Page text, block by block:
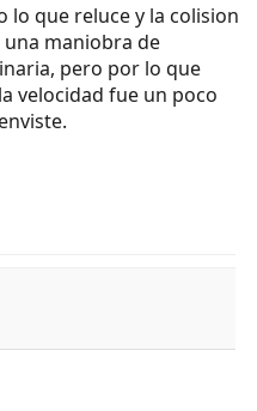
lo que reluce y la colision
maniobra de
pero por lo que
velocidad fue un poco